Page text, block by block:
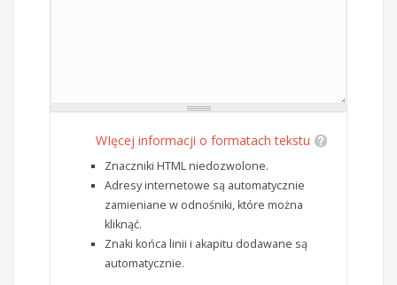
WIęcej informacji o formatach tekstu
Znaczniki HTML niedozwolone.
Adresy internetowe są automatycznie
zamieniane w odnośniki, które można
kliknąć.
Znaki końca linii i akapitu dodawane są
automatycznie.